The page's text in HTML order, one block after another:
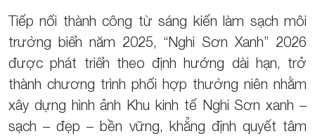
Tiếp nối thành công từ sáng kiến làm sạch môi
trường biển năm 2025, “Nghi Sơn Xanh” 2026
được phát triển theo định hướng dài hạn, trở
thành chương trình phối hợp thường niên nhằm
xây dựng hình ảnh Khu kinh tế Nghi Sơn xanh –
sạch – đẹp – bền vững, khẳng định quyết tâm